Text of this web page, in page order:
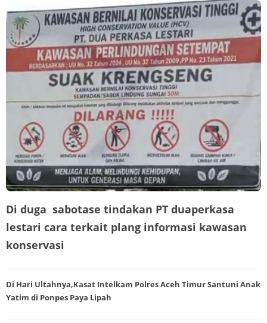
Di duga sabotase tindakan PT duaperkasa
lestari cara terkait plang informasi kawasan
konservasi
Di Hari Ultahnya,Kasat Intelkam Polres Aceh Timur Santuni Anak
Yatim di Ponpes Paya Lipah